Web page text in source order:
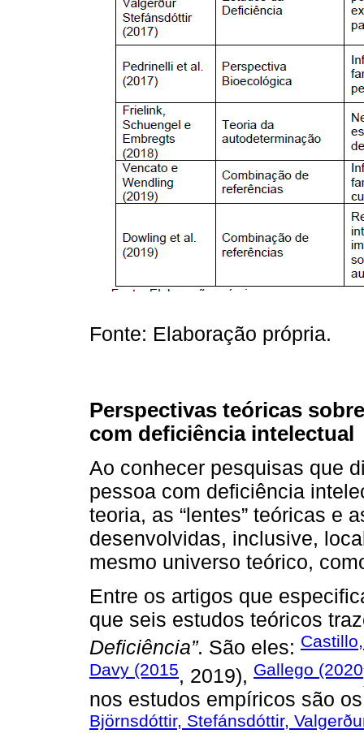
Fonte: Elaboração própria.
Perspectivas teóricas
com deficiência intelectual
Ao conhecer pesquisas que
pessoa com deficiência
teoria, as “lentes” teóricas e
desenvolvidas, inclusive,
mesmo universo teórico,
Entre os artigos que
que seis estudos teóricos
Deficiência”. São eles:
Davy (2015, 2019), Gallego (2020
nos estudos empíricos são
Björnsdóttir, Stefánsdóttir,